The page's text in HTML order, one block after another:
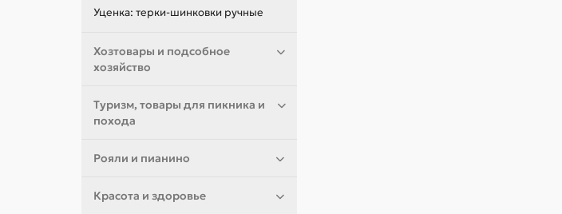
Уценка: терки-шинковки ручные
Хозтовары и подсобное
хозяйство
Туризм, товары для пикника и
похода
Рояли и пианино
Красота и здоровье